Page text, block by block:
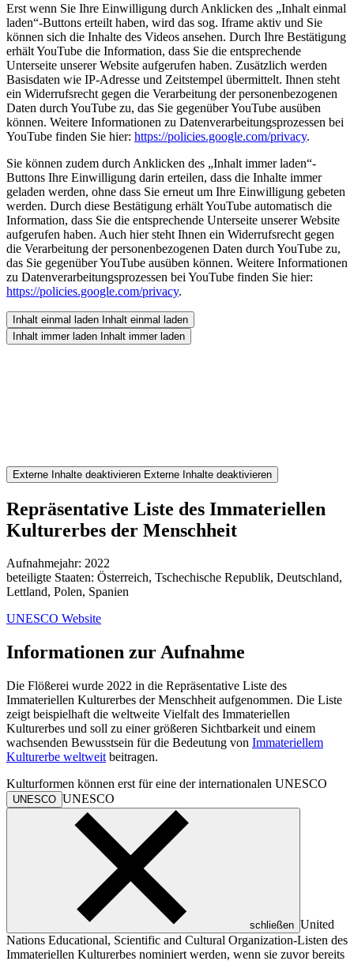
Erst wenn Sie Ihre Einwilligung durch Anklicken des „Inhalt einmal
laden“-Buttons erteilt haben, wird das sog. Iframe aktiv und Sie
können sich die Inhalte des Videos ansehen. Durch Ihre Bestätigung
erhält YouTube die Information, dass Sie die entsprechende
Unterseite unserer Website aufgerufen haben. Zusätzlich werden
Basisdaten wie IP-Adresse und Zeitstempel übermittelt. Ihnen steht
ein Widerrufsrecht gegen die Verarbeitung der personenbezogenen
Daten durch YouTube zu, das Sie gegenüber YouTube ausüben
können. Weitere Informationen zu Datenverarbeitungsprozessen bei
YouTube finden Sie hier: https://policies.google.com/privacy.
Sie können zudem durch Anklicken des „Inhalt immer laden“-
Buttons Ihre Einwilligung darin erteilen, dass die Inhalte immer
geladen werden, ohne dass Sie erneut um Ihre Einwilligung gebeten
werden. Durch diese Bestätigung erhält YouTube automatisch die
Information, dass Sie die entsprechende Unterseite unserer Website
aufgerufen haben. Auch hier steht Ihnen ein Widerrufsrecht gegen
die Verarbeitung der personenbezogenen Daten durch YouTube zu,
das Sie gegenüber YouTube ausüben können. Weitere Informationen
zu Datenverarbeitungsprozessen bei YouTube finden Sie hier:
https://policies.google.com/privacy.
Inhalt einmal laden Inhalt einmal laden
Inhalt immer laden Inhalt immer laden
Externe Inhalte deaktivieren Externe Inhalte deaktivieren
Repräsentative Liste des Immateriellen
Kulturerbes der Menschheit
Aufnahmejahr: 2022
beteiligte Staaten: Österreich, Tschechische Republik, Deutschland,
Lettland, Polen, Spanien
UNESCO Website
Informationen zur Aufnahme
Die Flößerei wurde 2022 in die Repräsentative Liste des
Immateriellen Kulturerbes der Menschheit aufgenommen. Die Liste
zeigt beispielhaft die weltweite Vielfalt des Immateriellen
Kulturerbes und soll zu einer größeren Sichtbarkeit und einem
wachsenden Bewusstsein für die Bedeutung von Immateriellem
Kulturerbe weltweit beitragen.
Kulturformen können erst für eine der internationalen UNESCO
UNESCO UNESCO
schließen United
Nations Educational, Scientific and Cultural Organization-Listen des
Immateriellen Kulturerbes nominiert werden, wenn sie zuvor bereits